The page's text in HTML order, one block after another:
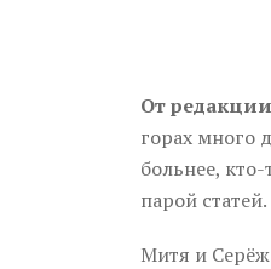
От
горах много
больнее,
парой
Митя и